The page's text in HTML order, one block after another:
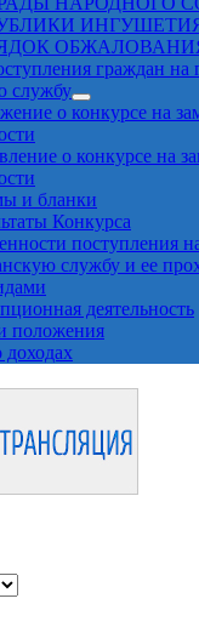
граждан на
службу
о конкурсе на
о конкурсе на
и бланки
Конкурса
поступления
службу и ее
деятельность
положения